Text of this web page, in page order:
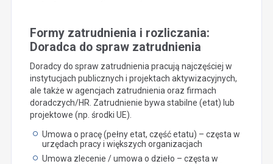
Formy zatrudnienia i rozliczania:
Doradca do spraw zatrudnienia
Doradcy do spraw zatrudnienia pracują najczęściej w
instytucjach publicznych i projektach aktywizacyjnych,
ale także w agencjach zatrudnienia oraz firmach
doradczych/HR. Zatrudnienie bywa stabilne (etat) lub
projektowe (np. środki UE).
Umowa o pracę (pełny etat, część etatu) – częsta w
urzędach pracy i większych organizacjach
Umowa zlecenie / umowa o dzieło – częsta w